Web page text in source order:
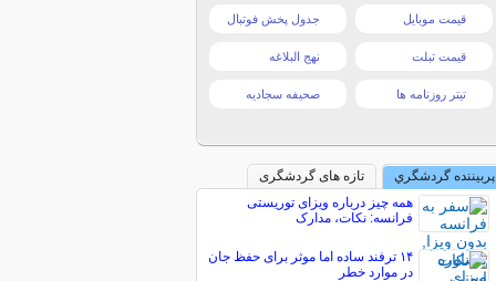
قیمت موبایل جدول پخش فوتبال
قیمت تبلت نهج البلاغه
تیتر روزنامه ها صحیفه سجادیه
پربیننده گردشگري
تازه های گردشگری
همه چیز درباره ویزای توریستی
فرانسه: نکات، مدارک
۱۴ ترفند ساده اما موثر برای حفظ جان
در موارد خطر